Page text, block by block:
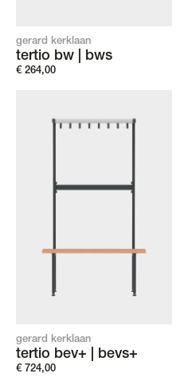
gerard kerklaan
tertio bw | bws
€ 264,00
gerard kerklaan
tertio bev+ | bevs+
€ 724,00